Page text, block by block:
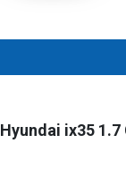
ix35 1.7